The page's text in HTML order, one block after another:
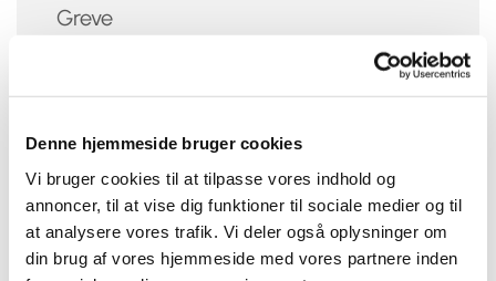
Denne hjemmeside bruger cookies
Vi bruger cookies til at tilpasse vores indhold og
annoncer, til at vise dig funktioner til sociale medier og til
at analysere vores trafik. Vi deler også oplysninger om
din brug af vores hjemmeside med vores partnere inden
Greve
Er du mellem 12 og 20 år, vild med musik og at synge,
så er Hundige-Kildebrønde Kirkers Pigekor måske
noget for dig.